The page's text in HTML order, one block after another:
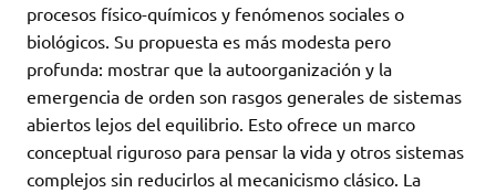
procesos físico-químicos y fenómenos sociales o
biológicos. Su propuesta es más modesta pero
profunda: mostrar que la autoorganización y la
emergencia de orden son rasgos generales de sistemas
abiertos lejos del equilibrio. Esto ofrece un marco
conceptual riguroso para pensar la vida y otros sistemas
complejos sin reducirlos al mecanicismo clásico. La